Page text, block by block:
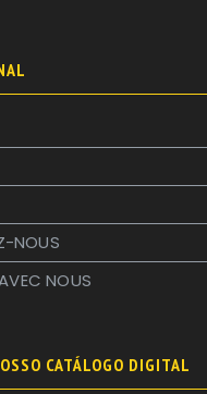
NOUS
NOUS
CATÁLOGO DIGITAL